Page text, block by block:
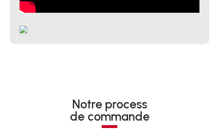
Notre process
de commande